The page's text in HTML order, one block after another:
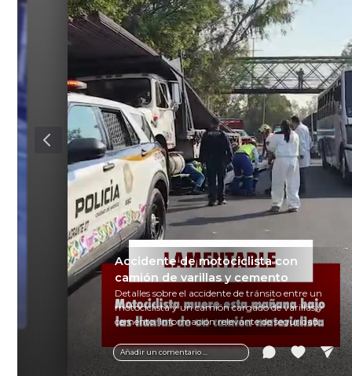
Añadir un comentario ...
Accidente de motociclista con
camión de varillas y cemento
Detalles sobre el accidente de tránsito entre un
motociclista y un camión cargado de varillas y
cemento. Información relevante de seguridad
vial y recomendaciones para motociclistas.